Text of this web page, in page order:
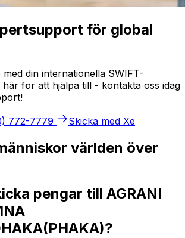
för global
din internationella SWIFT-
för att hjälpa till - kontakta oss idag
772-7779
Skicka med Xe
världen över
pengar till AGRANI